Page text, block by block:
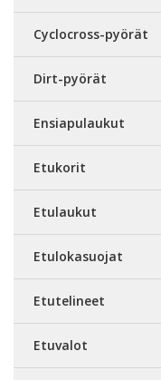
Cyclocross-pyörät
Dirt-pyörät
Ensiapulaukut
Etukorit
Etulaukut
Etulokasuojat
Etutelineet
Etuvalot